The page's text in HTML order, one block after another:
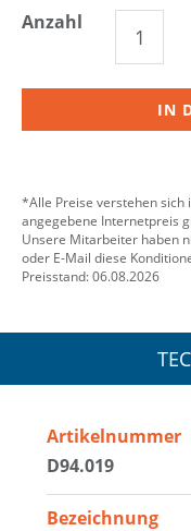
Anzahl
IN
*Alle Preise verstehen sich
angegebene Internetpreis
Unsere Mitarbeiter haben
oder E-Mail diese
Preisstand: 06.08.2026
Artikelnummer
D94.019
Bezeichnung